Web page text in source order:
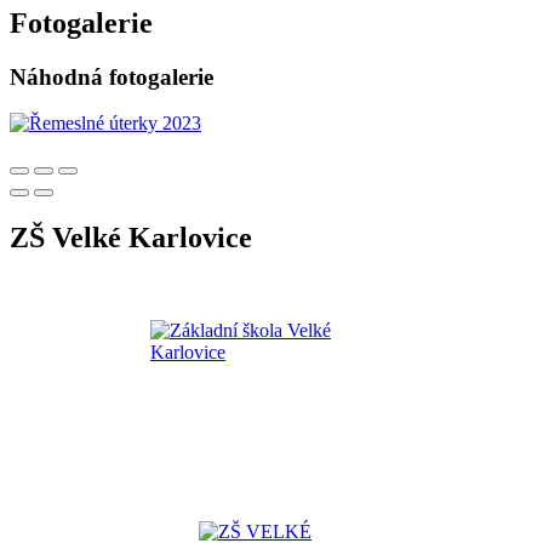
Fotogalerie
Náhodná fotogalerie
ZŠ Velké Karlovice